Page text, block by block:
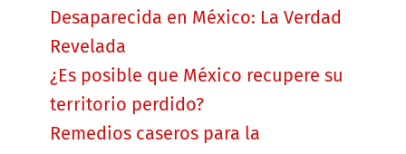
Desaparecida en México: La Verdad
Revelada
¿Es posible que México recupere su
territorio perdido?
Remedios caseros para la